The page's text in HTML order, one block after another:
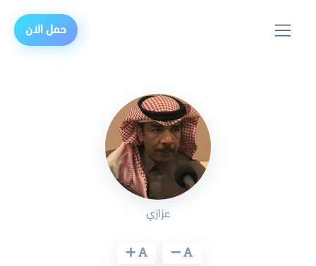
حمل الان
عزازي